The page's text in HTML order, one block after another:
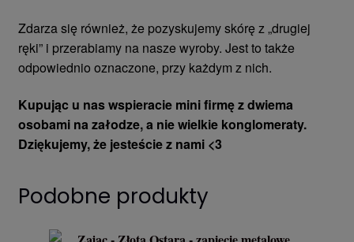
Zdarza się również, że pozyskujemy skórę z „drugiej
ręki” i przerabiamy na nasze wyroby. Jest to także
odpowiednio oznaczone, przy każdym z nich.
Kupując u nas wspieracie mini firmę z dwiema
osobami na załodze, a nie wielkie konglomeraty.
Dziękujemy, że jesteście z nami <3
Podobne produkty